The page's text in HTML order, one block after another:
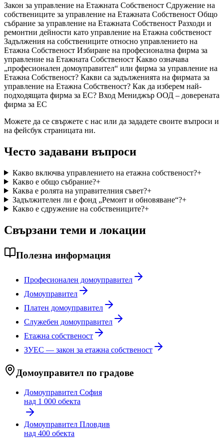
Закон за управление на Етажната Собственост Сдружение на
собствениците за управление на Етажната Собственост Общо
събрание за управление на Етажната Собственост Разходи и
ремонтни дейности като управление на Етажна собственост
Задължения на собствениците относно управлението на
Етажна Собственост Избиране на професионална фирма за
управление на Етажната Собственост Какво означава
„професионален домоуправител“ или фирма за управление на
Етажна Собственост? Какви са задълженията на фирмата за
управление на Етажна Собственост? Как да изберем най-
подходящата фирма за ЕС? Вход Мениджър ООД – доверената
фирма за ЕС
Можете да се свържете с нас или да зададете своите въпроси и
на фейсбук страницата ни.
Често задавани въпроси
Какво включва управлението на етажна собственост?+
Какво е общо събрание?+
Каква е ролята на управителния съвет?+
Задължителен ли е фонд „Ремонт и обновяване“?+
Какво е сдружение на собствениците?+
Свързани теми и локации
Полезна информация
Професионален домоуправител
Домоуправител
Платен домоуправител
Служебен домоуправител
Етажна собственост
ЗУЕС — закон за етажна собственост
Домоуправител по градове
Домоуправител София
над 1 000 обекта
Домоуправител Пловдив
над 400 обекта